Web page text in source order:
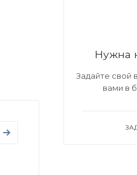
Нужна
Задайте свой
вами в